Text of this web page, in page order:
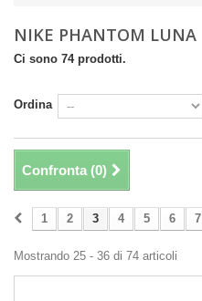
NIKE PHANTOM LUNA
Ci sono 74 prodotti.
Ordina
Confronta (0)
1 2 3 4 5 6 7
Mostrando 25 - 36 di 74 articoli